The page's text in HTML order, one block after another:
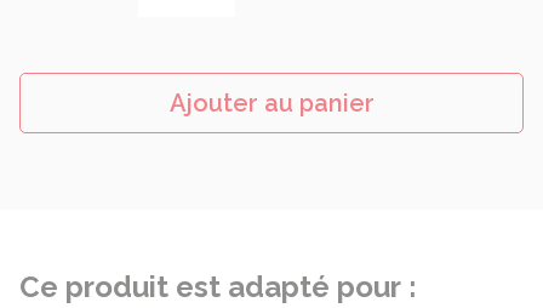
Ajouter au panier
Ce produit est adapté pour :